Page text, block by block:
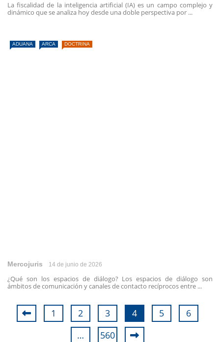
La fiscalidad de la inteligencia artificial (IA) es un campo complejo y
dinámico que se analiza hoy desde una doble perspectiva por ...
ADUANA ARCA DOCTRINA
Mercojuris 14 de junio de 2026
¿Qué son los espacios de diálogo? Los espacios de diálogo son
ámbitos de comunicación y canales de contacto recíprocos entre ...
1 2 3 4 5
6
…
560